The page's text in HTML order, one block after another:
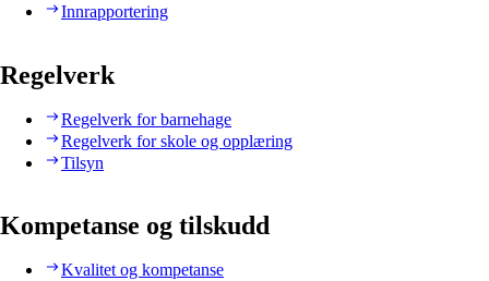
Innrapportering
Regelverk
Regelverk for barnehage
Regelverk for skole og opplæring
Tilsyn
Kompetanse og tilskudd
Kvalitet og kompetanse